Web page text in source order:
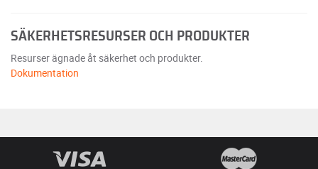
SÄKERHETSRESURSER OCH PRODUKTER
Resurser ägnade åt säkerhet och produkter.
Dokumentation